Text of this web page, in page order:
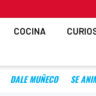
COCINA
DALE MUÑECO SE